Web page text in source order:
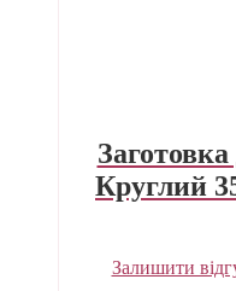
Круглий
Залишити